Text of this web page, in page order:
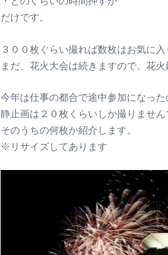
だけです。
３００枚ぐらい撮れば数枚はお気に入
まだ、花火大会は続きますので、花
今年は仕事の都合で途中参加になっ
静止画は２０枚くらいしか撮りません
そのうちの何枚か紹介します。
※リサイズしてあります